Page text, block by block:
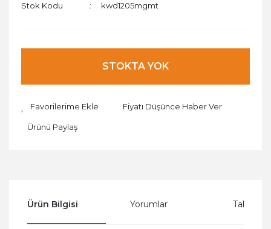
Stok Kodu kwd1205mgmt
STOKTA YOK
Fiyatı Düşünce Haber Ver
Ürünü Paylaş
Ürün Bilgisi Yorumlar Taksit